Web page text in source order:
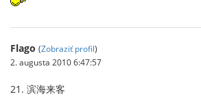
Flago (Zobraziť profil)
2. augusta 2010 6:47:57
21. 滨海来客